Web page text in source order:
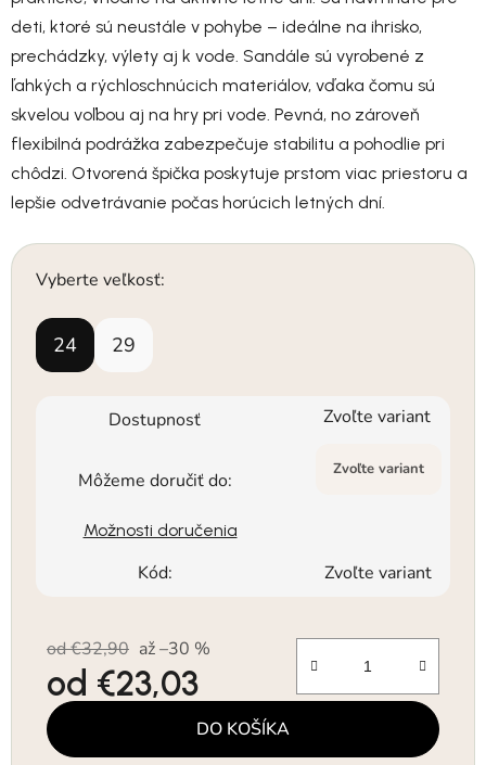
deti, ktoré sú neustále v pohybe – ideálne na ihrisko,
prechádzky, výlety aj k vode. Sandále sú vyrobené z
ľahkých a rýchloschnúcich materiálov, vďaka čomu sú
skvelou voľbou aj na hry pri vode. Pevná, no zároveň
flexibilná podrážka zabezpečuje stabilitu a pohodlie pri
chôdzi. Otvorená špička poskytuje prstom viac priestoru a
lepšie odvetrávanie počas horúcich letných dní.
Vyberte veľkosť:
24 29
Dostupnosť Zvoľte variant
Môžeme doručiť do: Zvoľte variant
Možnosti doručenia
Kód: Zvoľte variant
od €32,90 až –30 %
od €23,03
Jednotková cena: DO KOŠÍKA